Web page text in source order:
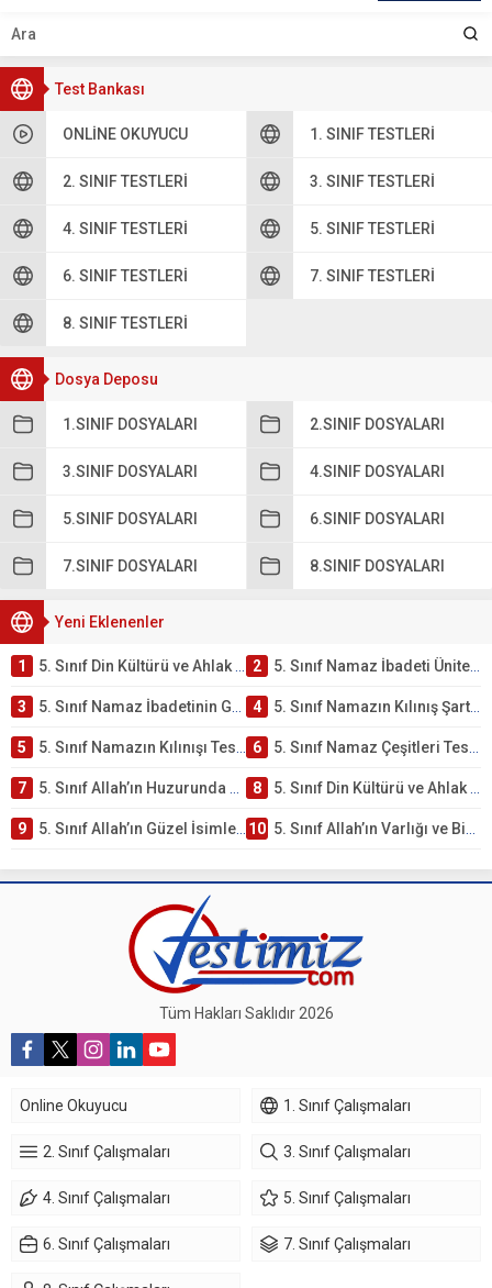
Test Bankası
ONLINE OKUYUCU 1. SINIF TESTLERI
2. SINIF TESTLERI 3. SINIF TESTLERI
4. SINIF TESTLERI 5. SINIF TESTLERI
6. SINIF TESTLERI 7. SINIF TESTLERI
8. SINIF TESTLERI
Dosya Deposu
1.SINIF DOSYALARI 2.SINIF DOSYALARI
3.SINIF DOSYALARI 4.SINIF DOSYALARI
5.SINIF DOSYALARI 6.SINIF DOSYALARI
7.SINIF DOSYALARI 8.SINIF DOSYALARI
Yeni Eklenenler
1 5. Sınıf Din Kültürü ve Ahlak Bilgisi 2. Ünite: Namaz İbadeti Çalışmaları 2 5. Sınıf Namaz İbadeti Ünite Testi – Online Çöz
3 5. Sınıf Namaz İbadetinin Getirdiği Faydalar Testi 4 5. Sınıf Namazın Kılınış Şartları Testi
5 5. Sınıf Namazın Kılınışı Testi – Online Çöz 6 5. Sınıf Namaz Çeşitleri Testi – Online Çöz
7 5. Sınıf Allah’ın Huzurunda Olmak – Namaz İbadeti Testi 8 5. Sınıf Din Kültürü ve Ahlak Bilgisi 1. Ünite: Allah İnancı Çalışmaları
9 5. Sınıf Allah’ın Güzel İsimleri Testi – Online Çöz 10 5. Sınıf Allah’ın Varlığı ve Birliği Testi – Online Çöz
Tüm Hakları Saklıdır 2026
Online Okuyucu 1. Sınıf Çalışmaları
2. Sınıf Çalışmaları 3. Sınıf Çalışmaları
4. Sınıf Çalışmaları 5. Sınıf Çalışmaları
6. Sınıf Çalışmaları 7. Sınıf Çalışmaları